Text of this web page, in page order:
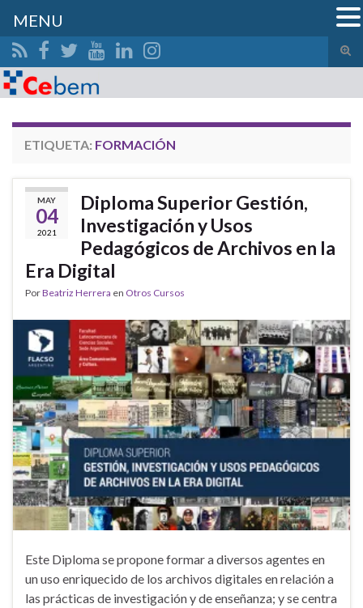
el
Search for:
ETIQUETA: FORMACIÓN
MAY
04
2021
Diploma Superior Gestión,
Investigación y Usos
Pedagógicos de Archivos en la
Era Digital
PorBeatriz Herrera en Otros Cursos
Este Diploma se propone formar a diversos agentes en
un uso enriquecido de los archivos digitales en relación a
las prácticas de investigación y de enseñanza; y se centra
MENU